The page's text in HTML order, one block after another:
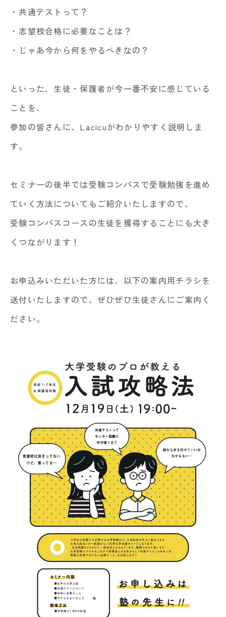
・共通テストって？
・志望校合格に必要なことは？
・じゃあ今から何をやるべきなの？
といった、生徒・保護者が今一番不安に感じている
ことを、
参加の皆さんに、Lacicuがわかりやすく説明しま
す。
セミナーの後半では受験コンパスで受験勉強を進め
ていく方法についてもご紹介いたしますので、
受験コンパスコースの生徒を獲得することにも大き
くつながります！
お申込みいただいた方には、以下の案内用チラシを
送付いたしますので、ぜひぜひ生徒さんにご案内く
ださい。